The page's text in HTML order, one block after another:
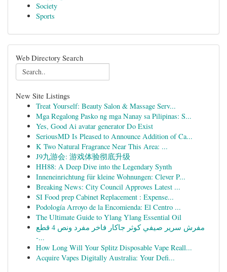
Society
Sports
Web Directory Search
New Site Listings
Treat Yourself: Beauty Salon & Massage Serv...
Mga Regalong Pasko ng mga Nanay sa Pilipinas: S...
Yes, Good Ai avatar generator Do Exist
SeriousMD Is Pleased to Announce Addition of Ca...
K Two Natural Fragrance Near This Area: ...
J9九游会: 游戏体验彻底升级
HH88: A Deep Dive into the Legendary Synth
Inneneinrichtung für kleine Wohnungen: Clever P...
Breaking News: City Council Approves Latest ...
SI Food prep Cabinet Replacement : Expense...
Podología Arroyo de la Encomienda: El Centro ...
The Ultimate Guide to Ylang Ylang Essential Oil
مفرش سرير صيفي كوثر جاكار فاخر مفرد ونص 4 قطع
-...
How Long Will Your Splitz Disposable Vape Reall...
Acquire Vapes Digitally Australia: Your Defi...